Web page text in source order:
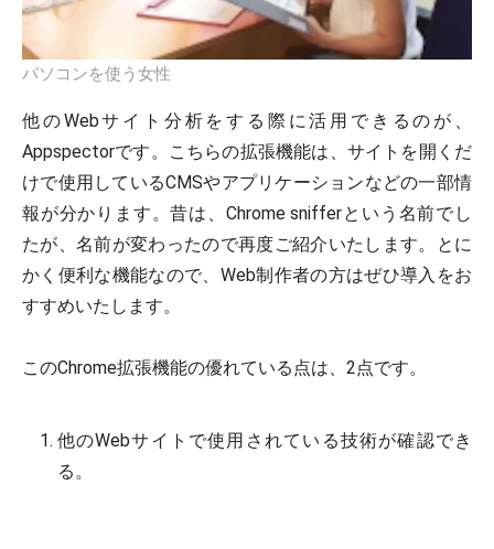
パソコンを使う女性
他のWebサイト分析をする際に活用できるのが、
Appspectorです。こちらの拡張機能は、サイトを開くだ
けで使用しているCMSやアプリケーションなどの一部情
報が分かります。昔は、Chrome snifferという名前でし
たが、名前が変わったので再度ご紹介いたします。とに
かく便利な機能なので、Web制作者の方はぜひ導入をお
すすめいたします。
このChrome拡張機能の優れている点は、2点です。
他のWebサイトで使用されている技術が確認でき
る。